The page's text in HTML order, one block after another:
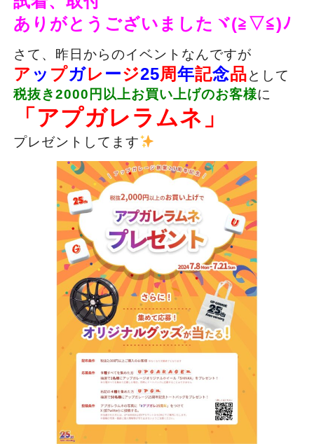
ありがとうございましたヾ(≧▽≦)ﾉ
さて、昨日からのイベントなんですが
ア ッ プガレージ25周年記念品として
税抜き2000円以上お買い上げのお客様に
「アプガレラムネ」
プレゼントしてます